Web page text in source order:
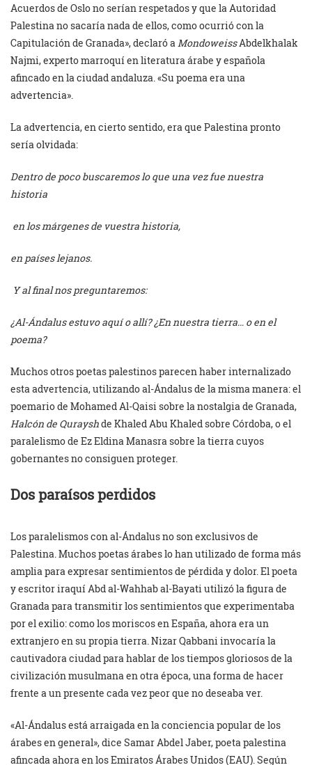
Acuerdos de Oslo no serían respetados y que la Autoridad
Palestina no sacaría nada de ellos, como ocurrió con la
Capitulación de Granada», declaró a MondoweissAbdelkhalak
Najmi, experto marroquí en literatura árabe y española
afincado en la ciudad andaluza. «Su poema era una
advertencia».
La advertencia, en cierto sentido, era que Palestina pronto
sería olvidada:
Dentro de poco buscaremos lo que una vez fue nuestra
historia
en los márgenes de vuestra historia,
en países lejanos.
Y al final nos preguntaremos:
¿Al-Ándalus estuvo aquí o allí? ¿En nuestra tierra… o en el
poema?
Muchos otros poetas palestinos parecen haber internalizado
esta advertencia, utilizando al-Ándalus de la misma manera: el
poemario de Mohamed Al-Qaisi sobre la nostalgia de Granada,
Halcón de Qurayshde Khaled Abu Khaled sobre Córdoba, o el
paralelismo de Ez Eldina Manasra sobre la tierra cuyos
gobernantes no consiguen proteger.
Dos paraísos perdidos
Los paralelismos con al-Ándalus no son exclusivos de
Palestina. Muchos poetas árabes lo han utilizado de forma más
amplia para expresar sentimientos de pérdida y dolor. El poeta
y escritor iraquí Abd al-Wahhab al-Bayati utilizó la figura de
Granada para transmitir los sentimientos que experimentaba
por el exilio: como los moriscos en España, ahora era un
extranjero en su propia tierra. Nizar Qabbani invocaría la
cautivadora ciudad para hablar de los tiempos gloriosos de la
civilización musulmana en otra época, una forma de hacer
frente a un presente cada vez peor que no deseaba ver.
«Al-Ándalus está arraigada en la conciencia popular de los
árabes en general», dice Samar Abdel Jaber, poeta palestina
afincada ahora en los Emiratos Árabes Unidos (EAU). Según